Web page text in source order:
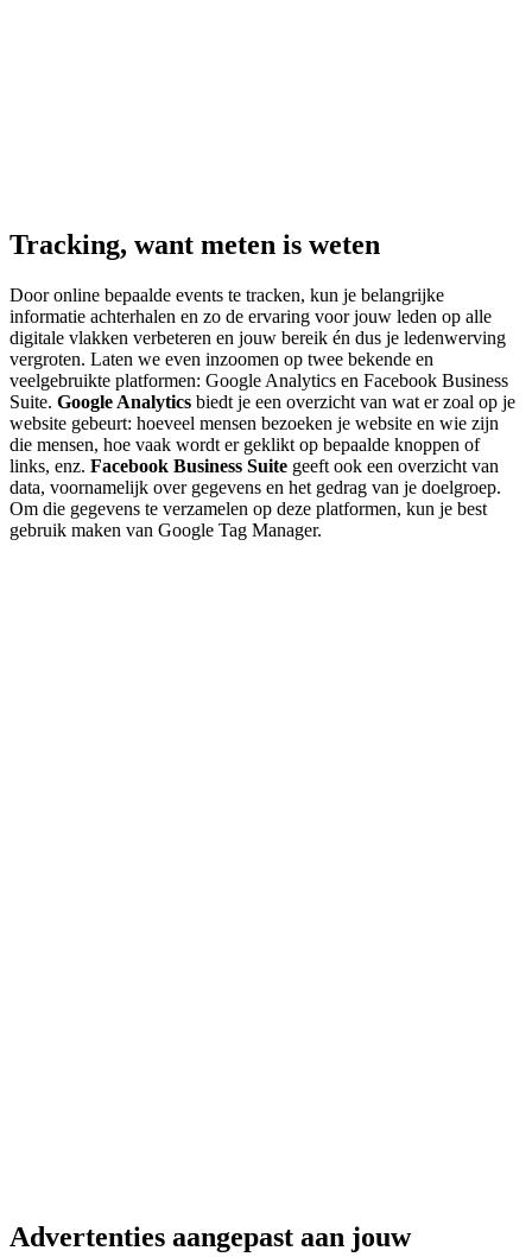
Tracking, want meten is weten
Door online bepaalde events te tracken, kun je belangrijke
informatie achterhalen en zo de ervaring voor jouw leden op alle
digitale vlakken verbeteren en jouw bereik én dus je ledenwerving
vergroten. Laten we even inzoomen op twee bekende en
veelgebruikte platformen: Google Analytics en Facebook Business
Suite. Google Analytics biedt je een overzicht van wat er zoal op je
website gebeurt: hoeveel mensen bezoeken je website en wie zijn
die mensen, hoe vaak wordt er geklikt op bepaalde knoppen of
links, enz. Facebook Business Suite geeft ook een overzicht van
data, voornamelijk over gegevens en het gedrag van je doelgroep.
Om die gegevens te verzamelen op deze platformen, kun je best
gebruik maken van Google Tag Manager.
Advertenties aangepast aan jouw